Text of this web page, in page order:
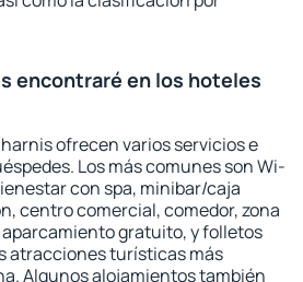
encontraré en los hoteles
ofrecen varios servicios e
Los más comunes son Wi-
con spa, minibar/caja
centro comercial, comedor, zona
gratuito, y folletos
atracciones turísticas más
Algunos alojamientos también